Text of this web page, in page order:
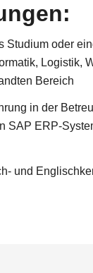
Studium oder
Logistik,
Bereich
in der
SAP ERP-
und